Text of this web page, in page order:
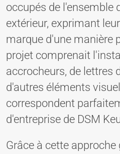
occupés de l'ensemble
extérieur, exprimant
marque d'une manière
projet comprenait
accrocheurs, de lettres
d'autres éléments
correspondent
d'entreprise de DSM
Grâce à cette approche